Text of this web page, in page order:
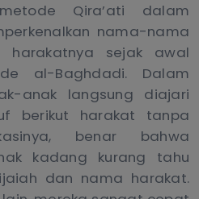
Qira’ati dalam
nama-nama
harakatnya sejak awal
al-Baghdadi. Dalam
anak langsung diajari
berikut harakat tanpa
benar bahwa
kadang kurang tahu
dan nama harakat.